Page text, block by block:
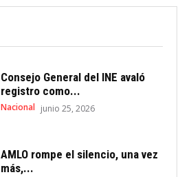
Consejo General del INE avaló
registro como...
Nacional junio 25, 2026
AMLO rompe el silencio, una vez
más,...